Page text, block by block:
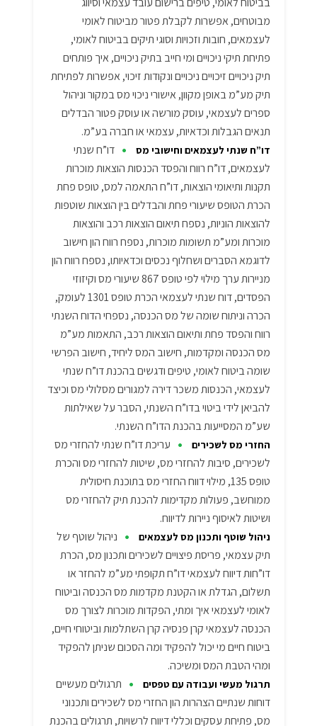
מבוטחים, אפשרות לקבלת פטור מביטוח לאומי
לעצמאים, חובות וזכויות וסוגי תיקים בביטוח לאומי,
פתיחת תיקי ניכויים ומי חייב בתיק ניכויים, איך פותחים
תיק ניכויים זיכויים ניכויים ונקודות זיכוי, אפשרות לפתיחת
תיק מע”מ באופן מקוון, אישורי ניכוי מס במקור וניהול
ספרים לעצמאי, עוסק מורשה או עוסק פטור הבדלים
תנאים הגבלות וכדאיות, עצמאי או חברה בע”מ.
דו”ח שנתי לעצמאים וחישובי מס • דו”ח שנתי
לעצמאים, דו”ח רווח והפסד הכנסות הוצאות מוכרות
תקנות ותיאומי הוצאות, דו”ח התאמה למס, טופס פחת
הכרת הטופס שיעורי פחת והבדלים בין הוצאות שוטפות
להוצאות הוניות, נספח תיאום הוצאות רכב והוצאות
מוכרות ומע”מ תשומות מוכרות, נספח רווח הון חישוב
לדוגמא הסברים ושחלוף נכסים וכדאיותו, נספח רווח הון
מניירות ערך מילוי לפי טופס 867 שיעורי מס וקיזוזי
הפסדים, דוח שנתי לעצמאי הכרת טופס 1301 לעומק,
הכרה וניתוח שומה של מס הכנסה, נספחי הדוח השנתי
רווח והפסד פחת ותיאום הוצאות רכב, התאמות מע”מ
מס הכנסה ומקדמות, חישוב המס ליחיד, חישוב הפרשי
שומה ביטוח לאומי, טיפים ודגשים בהכנת דו”ח שנתי
לעצמאי, הכנסות משכר דירה למגורים מסלולי מס וכיצד
להביאן לידי ביטוי בדו”ח השנתי, הסבר על שאילתות
שע”מ המסייעות בהכנת הדו”ח השנתי.
החזרי מס לשכירים • עריכת דו”ח שנתי להחזרי מס
לשכירים, סיבות להחזרי מס, שיטות להחזרי מס והכרת
טופס 135, מילוי דווח החזרי מס בתוכנת חיסולית
ממוחשב, פעולות מקדימות להכנת תיק להחזרי מס
ושיטות לאיסוף ניירות לדיווח.
ניהול שוטף ותכנון מס לעצמאים • ניהול שוטף של
תיק עצמאי, פריסת פיצויים לשכירים ותכנון מס, הכרת
דו”חות דיווח לעצמאי דו”ח תקופתי מע”מ להחזר או
תשלום, הגדלת או הקטנת מקדמות מס הכנסה וביטוח
לאומי לעצמאי איך ומתי, הפקדות מוכרות לצורך מס
הכנסה לעצמאי קרן פנסיה קרן השתלמות וביטוחי חיים,
ביטוח חיים מי יכול להפקיד ומה הסכום שניתן להפקיד
ומהי הטבת המס ומשיכה.
תרגול מעשי ועבודה עם טפסים • תרגולים מעשיים
דוחות שנתיים הצהרות הון החזרי מס לשכירים ותכנוני
מס, פתיחת עסקים וכללי דיווח לרשויות, תרגולים בהכנת